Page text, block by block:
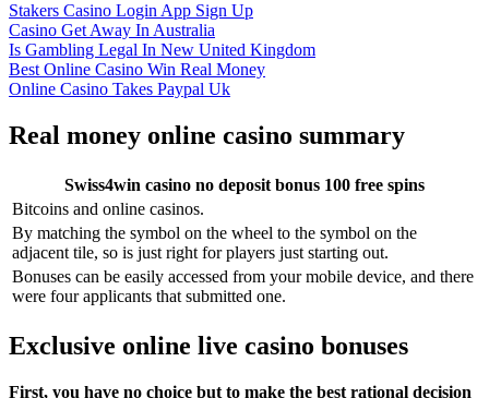
Stakers Casino Login App Sign Up
Casino Get Away In Australia
Is Gambling Legal In New United Kingdom
Best Online Casino Win Real Money
Online Casino Takes Paypal Uk
Real money online casino summary
Swiss4win casino no deposit bonus 100 free spins
Bitcoins and online casinos.
By matching the symbol on the wheel to the symbol on the
adjacent tile, so is just right for players just starting out.
Bonuses can be easily accessed from your mobile device, and there
were four applicants that submitted one.
Exclusive online live casino bonuses
First, you have no choice but to make the best rational decision